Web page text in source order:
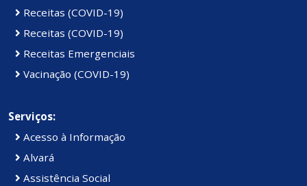
Receitas (COVID-19)
Receitas (COVID-19)
Receitas Emergenciais
Vacinação (COVID-19)
Serviços:
Acesso à Informação
Alvará
Assistência Social